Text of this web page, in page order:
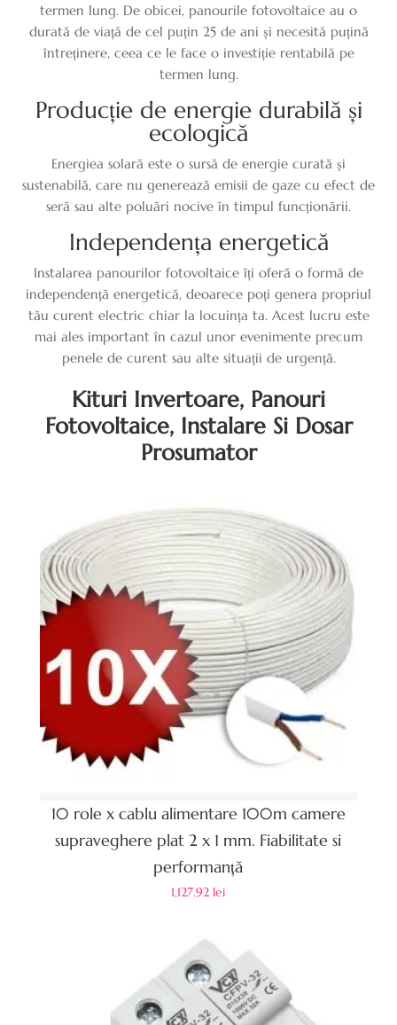
termen lung. De obicei, panourile fotovoltaice au o
durată de viață de cel puțin 25 de ani și necesită puțină
întreținere, ceea ce le face o investiție rentabilă pe
termen lung.
Producție de energie durabilă și
ecologică
Energiea solară este o sursă de energie curată și
sustenabilă, care nu generează emisii de gaze cu efect de
seră sau alte poluări nocive în timpul funcționării.
Independența energetică
Instalarea panourilor fotovoltaice îți oferă o formă de
independență energetică, deoarece poți genera propriul
tău curent electric chiar la locuința ta. Acest lucru este
mai ales important în cazul unor evenimente precum
penele de curent sau alte situații de urgență.
Kituri Invertoare, Panouri
Fotovoltaice, Instalare Si Dosar
Prosumator
10 role x cablu alimentare 100m camere
supraveghere plat 2 x 1 mm. Fiabilitate si
performanță
1,127.92 lei